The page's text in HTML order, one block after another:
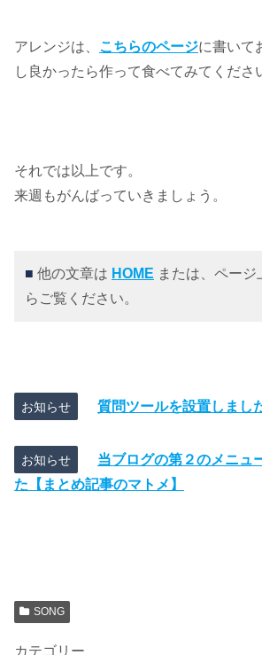
アレンジは、 こちらのページに書いて
し良かったら作って食べてみてくださ
それでは以上です。
来週もがんばっていきましょう。
■ 他の文章は HOME または、ペー
らご覧ください。
お知らせ 質問ツールを設置しまし
お知らせ
当ブログの第２のメニュ
た【まとめ記事のマトメ】
SONG
カテゴリー